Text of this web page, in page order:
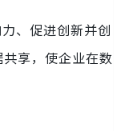
、促进创新并创
享，使企业在数